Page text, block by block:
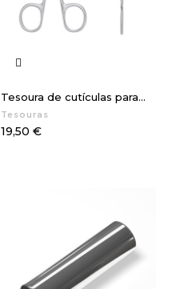
Tesoura de cutículas para...
Tesouras
Preço
19,50 €